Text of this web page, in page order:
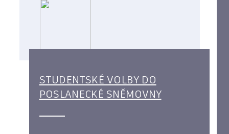
STUDENTSKÉ VOLBY DO
POSLANECKÉ SNĚMOVNY